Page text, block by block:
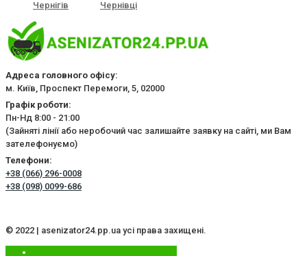
Чернігів Чернівці
Адреса головного офісу:
м. Київ, Проспект Перемоги, 5, 02000
Графік роботи:
Пн-Нд 8:00 - 21:00
(Зайняті лінії або неробочий час залишайте заявку на сайті, ми Вам
зателефонуємо)
Телефони:
+38 (066) 296-0008
+38 (098) 0099-686
© 2022 | asenizator24.pp.ua усі права захищені.